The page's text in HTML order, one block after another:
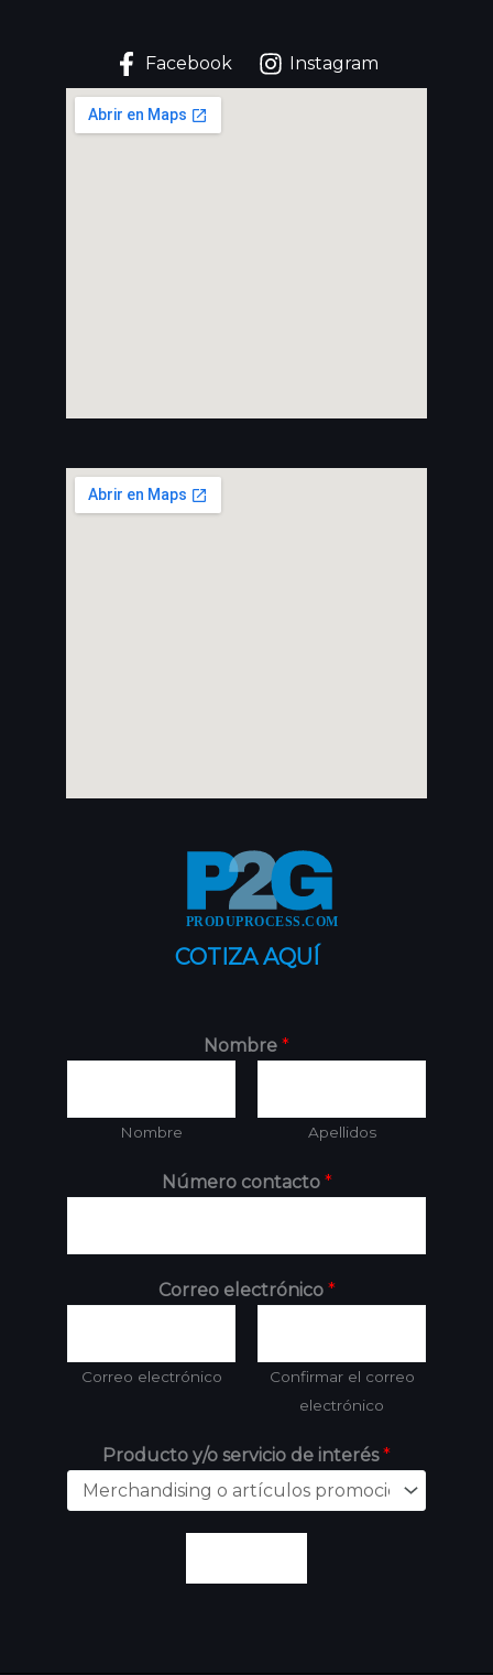
Facebook Instagram
COTIZA AQUÍ
Nombre *
Nombre Apellidos
Número contacto *
Correo electrónico *
Correo electrónico
Confirmar el correo
electrónico
Producto y/o servicio de interés*